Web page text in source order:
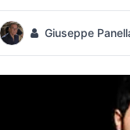
Giuseppe